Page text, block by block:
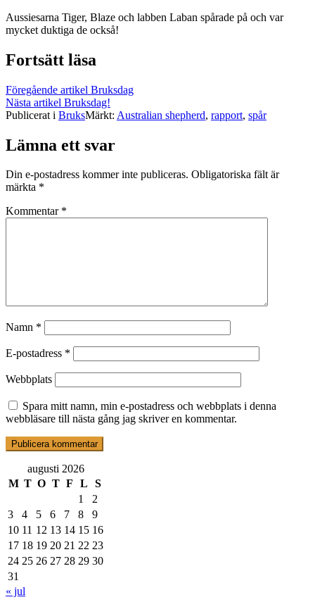
Aussiesarna Tiger, Blaze och labben Laban spårade på och var
mycket duktiga de också!
Fortsätt läsa
Föregående artikel Bruksdag
Nästa artikel Bruksdag!
Publicerat i BruksMärkt: Australian shepherd, rapport, spår
Lämna ett svar
Din e-postadress kommer inte publiceras. Obligatoriska fält är
märkta *
Kommentar *
Namn *
E-postadress *
Webbplats
Spara mitt namn, min e-postadress och webbplats i denna
webbläsare till nästa gång jag skriver en kommentar.
augusti 2026
M T O T F L
S
1
2
3
4 5 6 7 8
9
10 11 12 13 14 15 16
17 18 19 20 21 22 23
24 25 26 27 28 29 30
31
« jul